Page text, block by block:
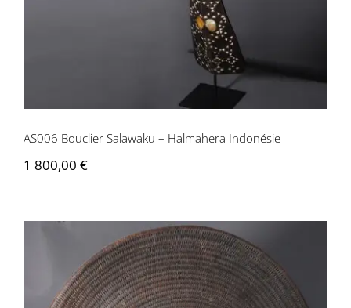
AS006 Bouclier Salawaku – Halmahera Indonésie
1 800,00 €